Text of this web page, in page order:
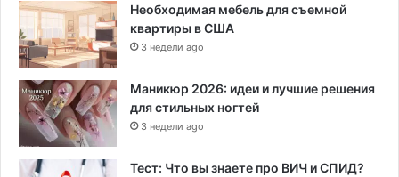
Необходимая мебель для съемной
квартиры в США
3 недели ago
Маникюр 2026: идеи и лучшие решения
для стильных ногтей
3 недели ago
Тест: Что вы знаете про ВИЧ и СПИД?